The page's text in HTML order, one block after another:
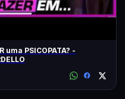
uma PSICOPATA? -